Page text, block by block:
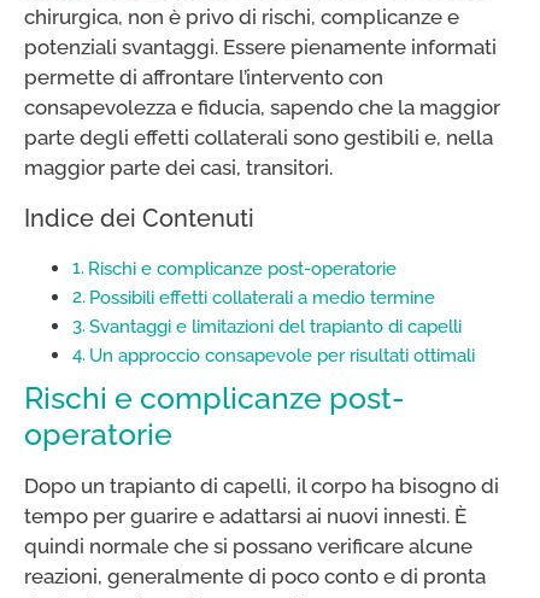
chirurgica, non è privo di rischi, complicanze e
potenziali svantaggi. Essere pienamente informati
permette di affrontare l’intervento con
consapevolezza e fiducia, sapendo che la maggior
parte degli effetti collaterali sono gestibili e, nella
maggior parte dei casi, transitori.
Indice dei Contenuti
Rischi e complicanze post-operatorie
Possibili effetti collaterali a medio termine
Svantaggi e limitazioni del trapianto di capelli
Un approccio consapevole per risultati ottimali
Rischi e complicanze post-
operatorie
Dopo un trapianto di capelli, il corpo ha bisogno di
tempo per guarire e adattarsi ai nuovi innesti. È
quindi normale che si possano verificare alcune
reazioni, generalmente di poco conto e di pronta